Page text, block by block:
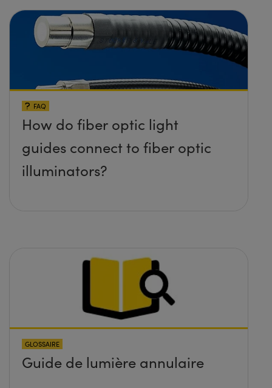
FAQ
How do fiber optic light
guides connect to fiber optic
illuminators?
GLOSSAIRE
Guide de lumière annulaire